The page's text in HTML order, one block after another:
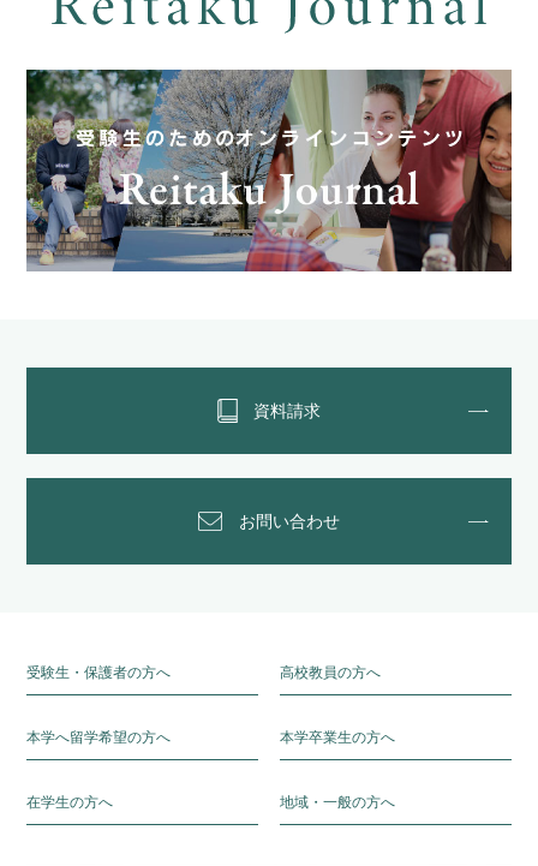
資料請求
お問い合わせ
受験生・保護者の方へ 高校教員の方へ
本学へ留学希望の方へ 本学卒業生の方へ
在学生の方へ 地域・一般の方へ